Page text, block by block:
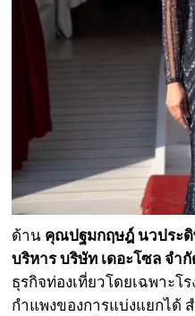
ด้าน คุณปฐมกฤษฎ์ นวประดิ
บริหาร บริษัท เดอะโซล จำ
ธุรกิจท่องเที่ยวโดยเฉพาะโ
กำแพงของการแบ่งแยกได้